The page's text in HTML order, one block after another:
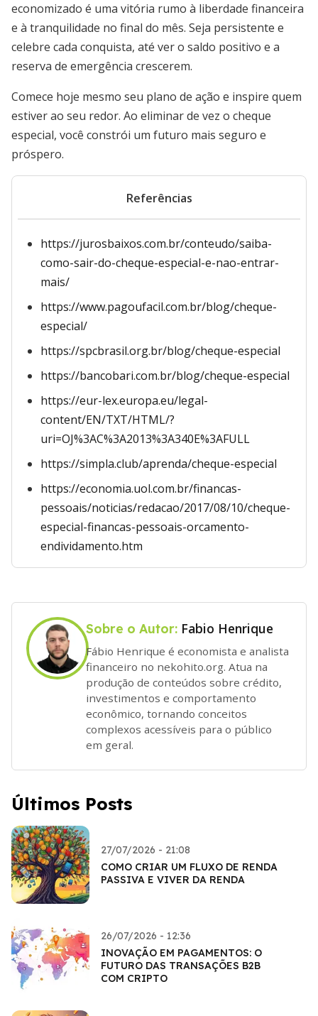
economizado é uma vitória rumo à liberdade financeira
e à tranquilidade no final do mês. Seja persistente e
celebre cada conquista, até ver o saldo positivo e a
reserva de emergência crescerem.
Comece hoje mesmo seu plano de ação e inspire quem
estiver ao seu redor. Ao eliminar de vez o cheque
especial, você constrói um futuro mais seguro e
próspero.
Referências
https://jurosbaixos.com.br/conteudo/saiba-
como-sair-do-cheque-especial-e-nao-entrar-
mais/
https://www.pagoufacil.com.br/blog/cheque-
especial/
https://spcbrasil.org.br/blog/cheque-especial
https://bancobari.com.br/blog/cheque-especial
https://eur-lex.europa.eu/legal-
content/EN/TXT/HTML/?
uri=OJ%3AC%3A2013%3A340E%3AFULL
https://simpla.club/aprenda/cheque-especial
https://economia.uol.com.br/financas-
pessoais/noticias/redacao/2017/08/10/cheque-
especial-financas-pessoais-orcamento-
endividamento.htm
Sobre o Autor: Fabio Henrique
Fábio Henrique é economista e analista
financeiro no nekohito.org. Atua na
produção de conteúdos sobre crédito,
investimentos e comportamento
econômico, tornando conceitos
complexos acessíveis para o público
em geral.
Últimos Posts
27/07/2026 - 21:08
COMO CRIAR UM FLUXO DE RENDA
PASSIVA E VIVER DA RENDA
26/07/2026 - 12:36
INOVAÇÃO EM PAGAMENTOS: O
FUTURO DAS TRANSAÇÕES B2B
COM CRIPTO